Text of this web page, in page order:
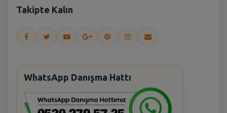
Takipte Kalın
WhatsApp Danışma Hattı